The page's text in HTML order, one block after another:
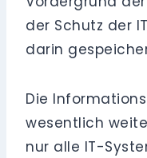
der Schutz der
darin
Die
wesentlich
nur alle IT-